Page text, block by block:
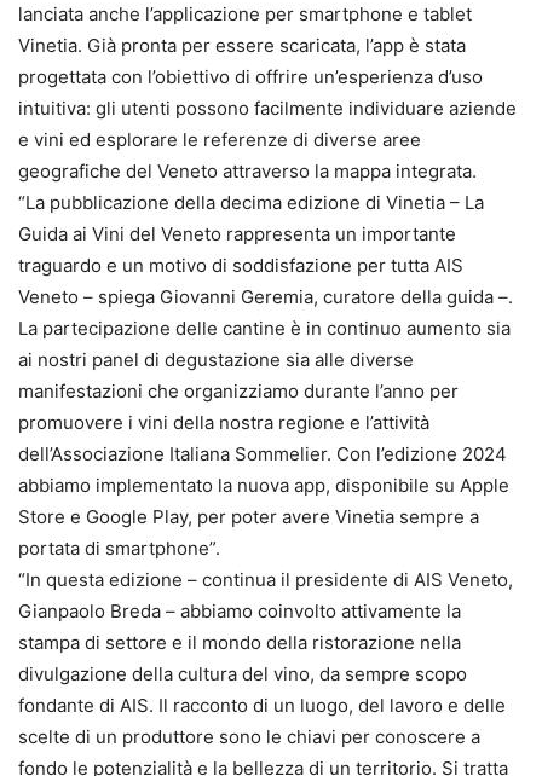
lanciata anche l’applicazione per smartphone e tablet
Vinetia. Già pronta per essere scaricata, l’app è stata
progettata con l’obiettivo di offrire un’esperienza d’uso
intuitiva: gli utenti possono facilmente individuare aziende
e vini ed esplorare le referenze di diverse aree
geografiche del Veneto attraverso la mappa integrata.
“La pubblicazione della decima edizione di Vinetia – La
Guida ai Vini del Veneto rappresenta un importante
traguardo e un motivo di soddisfazione per tutta AIS
Veneto – spiega Giovanni Geremia, curatore della guida –.
La partecipazione delle cantine è in continuo aumento sia
ai nostri panel di degustazione sia alle diverse
manifestazioni che organizziamo durante l’anno per
promuovere i vini della nostra regione e l’attività
dell’Associazione Italiana Sommelier. Con l’edizione 2024
abbiamo implementato la nuova app, disponibile su Apple
Store e Google Play, per poter avere Vinetia sempre a
portata di smartphone”.
“In questa edizione – continua il presidente di AIS Veneto,
Gianpaolo Breda – abbiamo coinvolto attivamente la
stampa di settore e il mondo della ristorazione nella
divulgazione della cultura del vino, da sempre scopo
fondante di AIS. Il racconto di un luogo, del lavoro e delle
scelte di un produttore sono le chiavi per conoscere a
fondo le potenzialità e la bellezza di un territorio. Si tratta